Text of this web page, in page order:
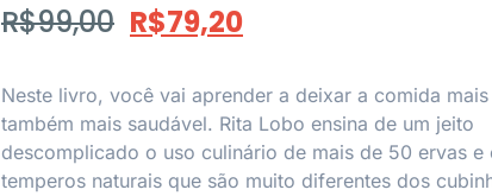
R$99,00 R$79,20
Neste livro, você vai aprender a deixar a comida
também mais saudável. Rita Lobo ensina de um jeito
descomplicado o uso culinário de mais de 50 ervas e
temperos naturais que são muito diferentes dos